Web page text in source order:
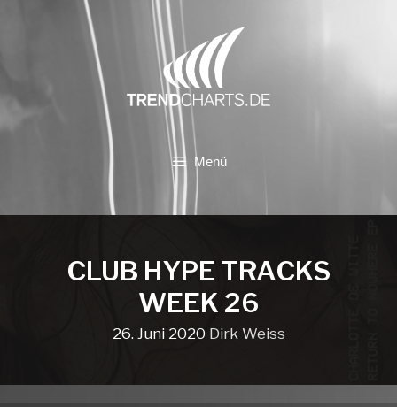
Menü
CLUB HYPE TRACKS
WEEK 26
26. Juni 2020 Dirk Weiss